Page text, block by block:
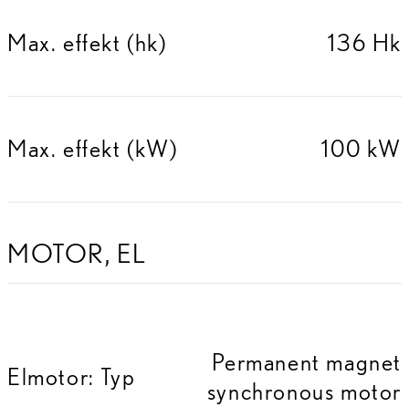
Max. effekt (hk) 136 Hk
Max. effekt (kW) 100 kW
MOTOR, EL
Elmotor: Typ
Permanent magnet
synchronous motor